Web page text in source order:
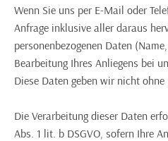
Wenn Sie uns per E-Mail oder
Anfrage inklusive aller daraus
personenbezogenen Daten
Bearbeitung Ihres Anliegens bei
Diese Daten geben wir nicht
Die Verarbeitung dieser Daten
Abs. 1 lit. b DSGVO, sofern Ihre